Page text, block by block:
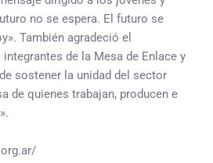
no se espera. El futuro se
También agradeció el
de la Mesa de Enlace y
sostener la unidad del sector
de quienes trabajan, producen e